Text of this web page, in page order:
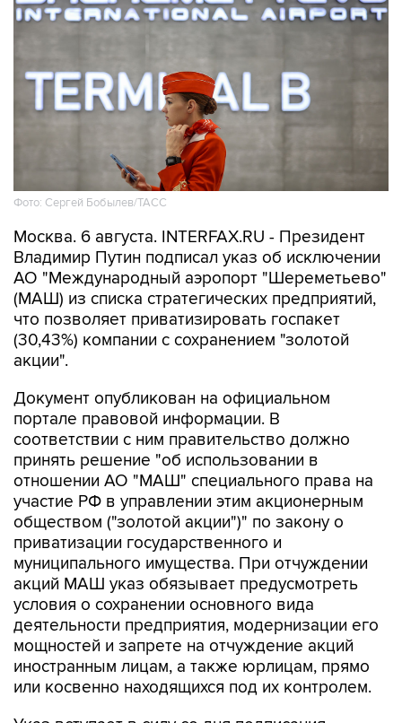
Фото: Сергей Бобылев/ТАСС
Москва. 6 августа. INTERFAX.RU - Президент
Владимир Путин подписал указ об исключении
АО "Международный аэропорт "Шереметьево"
(МАШ) из списка стратегических предприятий,
что позволяет приватизировать госпакет
(30,43%) компании с сохранением "золотой
акции".
Документ опубликован на официальном
портале правовой информации. В
соответствии с ним правительство должно
принять решение "об использовании в
отношении АО "МАШ" специального права на
участие РФ в управлении этим акционерным
обществом ("золотой акции")" по закону о
приватизации государственного и
муниципального имущества. При отчуждении
акций МАШ указ обязывает предусмотреть
условия о сохранении основного вида
деятельности предприятия, модернизации его
мощностей и запрете на отчуждение акций
иностранным лицам, а также юрлицам, прямо
или косвенно находящихся под их контролем.